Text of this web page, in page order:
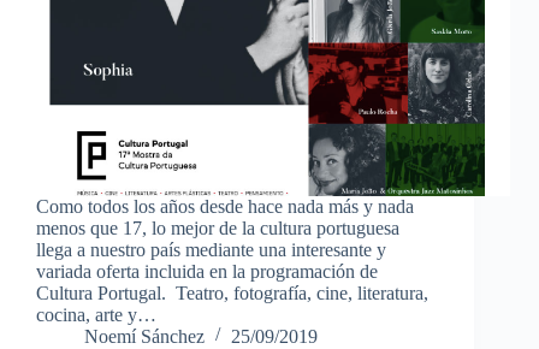
Como todos los años desde hace nada más y nada
menos que 17, lo mejor de la cultura portuguesa
llega a nuestro país mediante una interesante y
variada oferta incluida en la programación de
Cultura Portugal. Teatro, fotografía, cine, literatura,
cocina, arte y…
Noemí Sánchez
25/09/2019